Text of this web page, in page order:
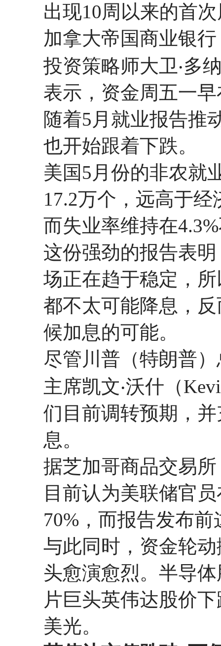
出现10周以来的首
加拿大帝国商业银
投资策略师大卫‧多
表示，资金周五一
随着5月就业报告推
也开始跟着下跌。
美国5月份的非农就
17.2万个，远高于
而失业率维持在
这份强劲的报告表
场正在趋于稳定，
都不太可能降息，
候加息的可能。
尽管川普（特朗普
主席凯文‧沃什（
们目前调转预期，
息。
据芝加哥商品交易
目前认为美联储官
70%，而报告发布
与此同时，资金轮
头愈演愈烈。半导
片巨头英伟达股价
美光。